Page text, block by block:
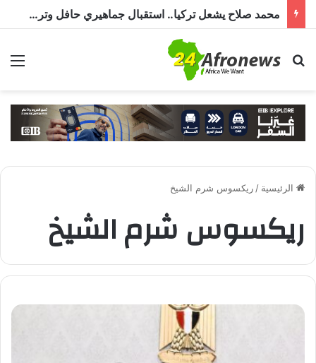
بحث عن
الرئيسية / ريكسوس شرم الشيخ
ريكسوس شرم الشيخ